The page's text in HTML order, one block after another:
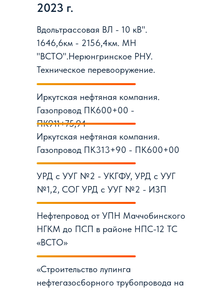
2023 г.
Вдольтрассовая ВЛ - 10 кВ".
1646,6км - 2156,4км. МН
"ВСТО".Нерюнгринское РНУ.
Техническое перевооружение.
Иркутская нефтяная компания.
Газопровод ПК600+00 -
ПК911+75,94
Иркутская нефтяная компания.
Газопровод ПК313+90 - ПК600+00
УРД с УУГ №2 - УКГФУ, УРД с УУГ
№1,2, СОГ УРД с УУГ №2 - ИЗП
«Строительство лупинга
нефтегазосборного трубопровода на
Нефтепровод от УПН Маччобинского
НГКМ до ПСП в районе НПС-12 ТС
«ВСТО»